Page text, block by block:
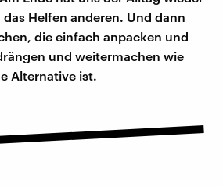
Helfen anderen. Und dann
die einfach anpacken und
und weitermachen wie
Alternative ist.